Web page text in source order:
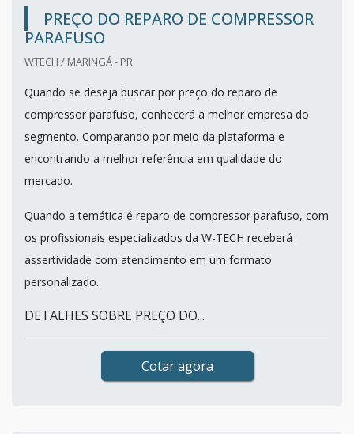
PREÇO DO REPARO DE COMPRESSOR
PARAFUSO
WTECH / MARINGÁ - PR
Quando se deseja buscar por preço do reparo de
compressor parafuso, conhecerá a melhor empresa do
segmento. Comparando por meio da plataforma e
encontrando a melhor referência em qualidade do
mercado.
Quando a temática é reparo de compressor parafuso, com
os profissionais especializados da W-TECH receberá
assertividade com atendimento em um formato
personalizado.
DETALHES SOBRE PREÇO DO...
Cotar agora